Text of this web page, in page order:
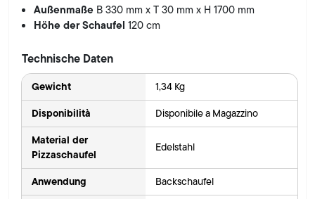
Außenmaße B 330 mm x T 30 mm x H 1700 mm
Höhe der Schaufel120 cm
Technische Daten
Gewicht 1,34 Kg
Disponibilità Disponibile a Magazzino
Material der
Pizzaschaufel
Edelstahl
Anwendung Backschaufel